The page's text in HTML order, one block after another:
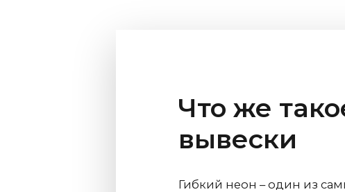
Что же
вывески
Гибкий неон – один из